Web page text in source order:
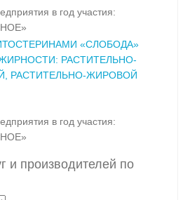
в год участия:
«СЛОБОДА»
РАСТИТЕЛЬНО-
РАСТИТЕЛЬНО-ЖИРОВОЙ
в год участия:
и производителей по